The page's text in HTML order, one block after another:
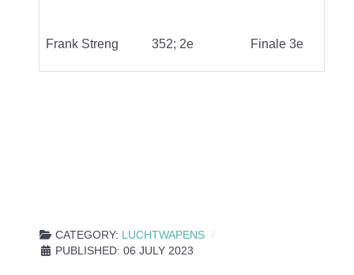
Frank Streng 352; 2e Finale 3e
CATEGORY: LUCHTWAPENS
PUBLISHED: 06 JULY 2023